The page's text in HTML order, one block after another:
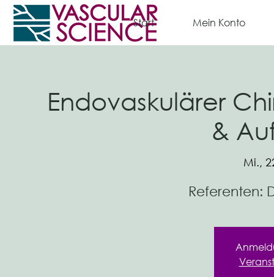
Start Mein Konto
Endovaskulärer
&
Mi.,
Referenten: